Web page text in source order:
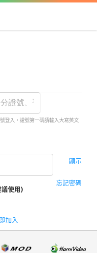
登入，證號第一碼請輸入大寫英文
顯示
忘記密碼
使用)
加入